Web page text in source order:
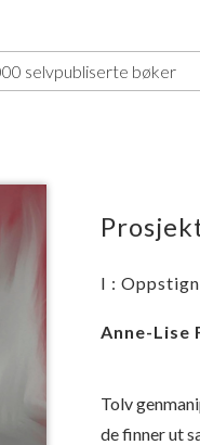
I :
Anne-Lise
Tolv
de finner ut